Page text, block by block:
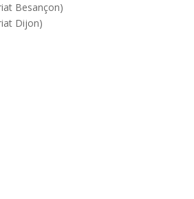
Besançon)
Dijon)